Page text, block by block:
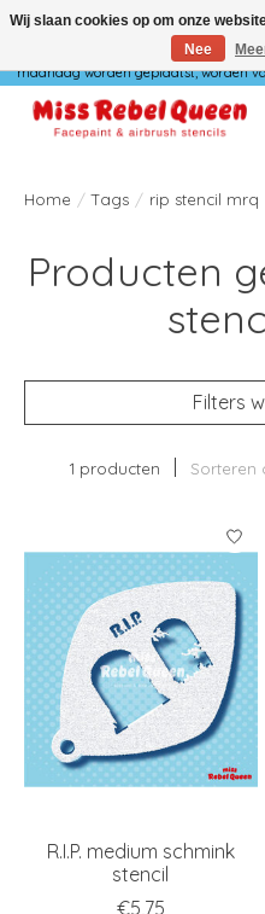
Wij verzenden niet op maandag.
maandag worden geplaatst, worden
Home / Tags / rip stencil mrq
Producten
Filters
1 producten Sorteren
R.I.P. medium schmink
stencil
€5,75
Wij slaan cookies op om onze
Nee